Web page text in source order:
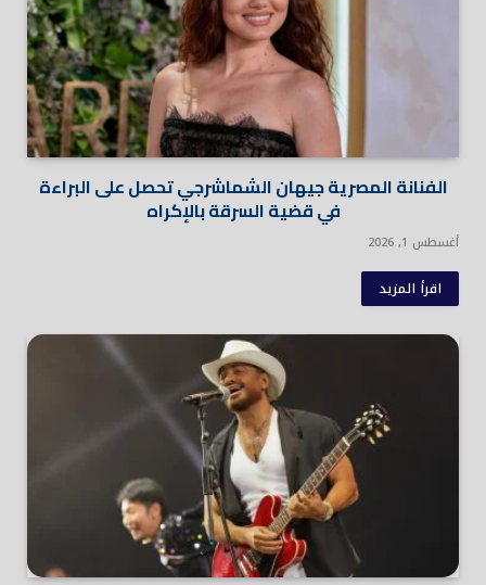
الفنانة المصرية جيهان الشماشرجي تحصل على البراءة
في قضية السرقة بالإكراه
أغسطس 1, 2026
اقرأ المزيد